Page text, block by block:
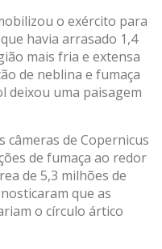
o exército para
havia arrasado 1,4
mais fria e extensa
de neblina e fumaça
deixou uma paisagem
câmeras de Copernicus
de fumaça ao redor
de 5,3 milhões de
que as
o círculo ártico